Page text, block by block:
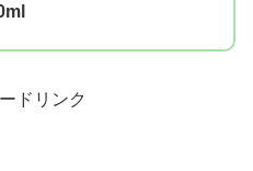
ドリンク